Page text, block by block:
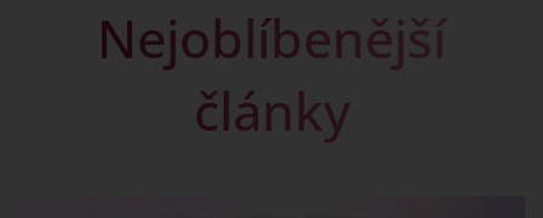
Nejoblíbenější
články